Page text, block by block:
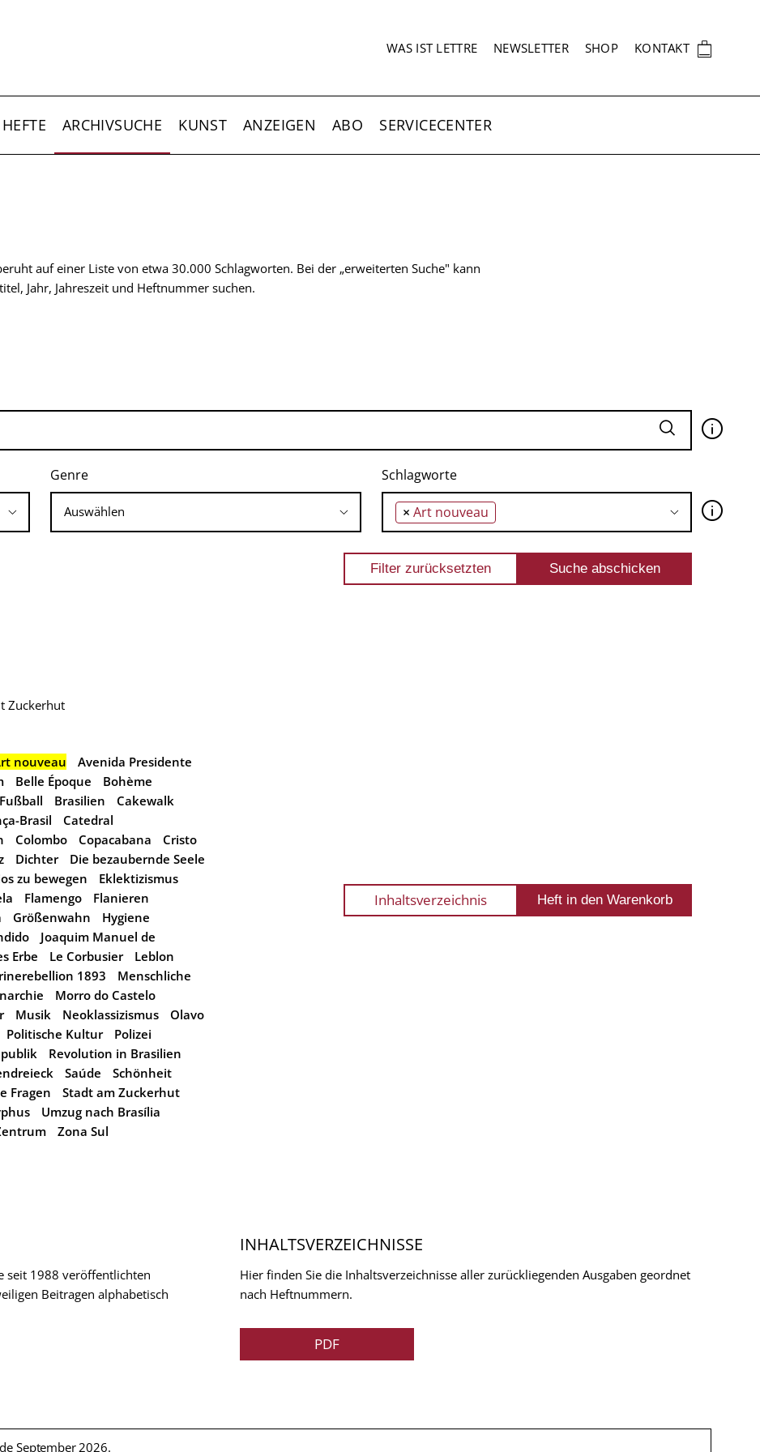
SEKUNDÄRNAVIGATION
WAS IST LETTRE NEWSLETTER SHOP KONTAKT 🛍
ARCHIVSUCHE KUNST ANZEIGEN ABO SERVICECENTER
auf einer Liste von etwa 30.000 Schlagworten. Bei der „erweiterten Suche" kann
Jahr, Jahreszeit und Heftnummer suchen.
🛈
Genre Schlagworte
× Art nouveau 🛈
Zuckerhut
nouveau
Avenida Presidente
Belle Époque
Bohème
Brasilien
Cakewalk
Brasil
Catedral
Colombo Copacabana
Cristo
Dichter
Die bezaubernde Seele
zu bewegen
Eklektizismus
Flamengo
Flanieren
Größenwahn
Hygiene
Joaquim Manuel de
Erbe Le Corbusier
Leblon
1893
Menschliche
Morro do Castelo
Musik Neoklassizismus
Olavo
Politische Kultur
Polizei
Revolution in Brasilien
Saúde
Schönheit
Fragen
Stadt am Zuckerhut
Umzug nach Brasília
Zona Sul
Inhaltsverzeichnis
seit 1988 veröffentlichten
Beitragen alphabetisch
INHALTSVERZEICHNISSE
Hier finden Sie die Inhaltsverzeichnisse aller zurückliegenden Ausgaben geordnet
nach Heftnummern.
PDF
September 2026.